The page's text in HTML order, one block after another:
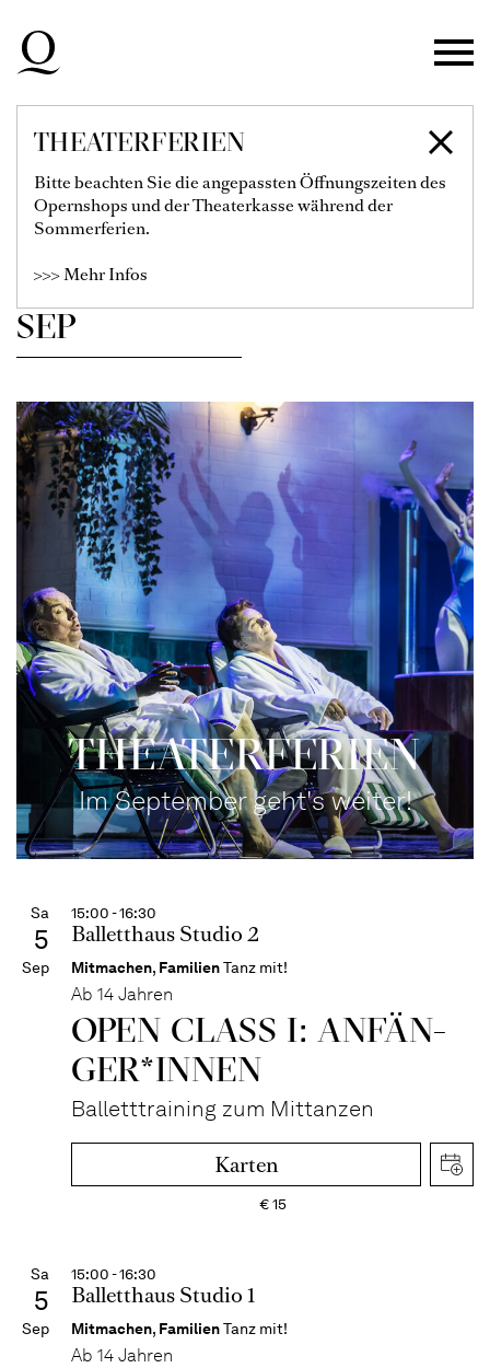
Zur Hauptnavigation springen
Zum Hauptinhalt springen
Zum Footer springen
THEATERFERIEN
Bitte beachten Sie die angepassten Öffnungszeiten des
Opernshops und der Theaterkasse während der
Sommerferien.
>>> Mehr Infos
SPIELPLAN
SEP
THEATERFERIEN
Im September geht's weiter!
Sa
5
Sep
15:00 - 16:30
Balletthaus Studio 2
Mitmachen, FamilienTanz mit!
Ab 14 Jahren
OPEN CLASS I: ANFÄN­
GER*IN­NEN
Balletttraining zum Mittanzen
Karten
€15
Sa
5
Sep
15:00 - 16:30
Balletthaus Studio 1
Mitmachen, FamilienTanz mit!
Ab 14 Jahren